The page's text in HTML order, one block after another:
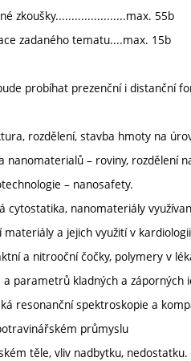
zkoušky......................max. 55b
zadaného tematu....max. 15b
probíhat prezenční i distanční
rozdělení, stavba hmoty na
nanomaterialů – roviny, rozdělení
– nanosafety.
cytostatika, nanomateriály
a jejich využití v
a nitrooční čočky, polymery v
parametrů kladných a záporných
resonanční spektroskopie a
průmyslu
těle, vliv nadbytku, nedostatku.